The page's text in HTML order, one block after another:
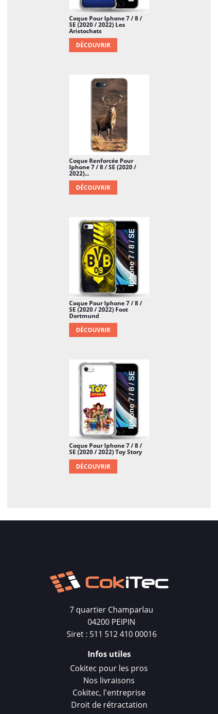
Coque Pour Iphone 7 / 8 /
SE (2020 / 2022) Les
Aristochats
DÉCOUVRIR
Coque Renforcée Pour
Iphone 7 / 8 / SE (2020 /
2022)...
DÉCOUVRIR
Coque Pour Iphone 7 / 8 /
SE (2020 / 2022) Foot
Dortmund
DÉCOUVRIR
Coque Pour Iphone 7 / 8 /
SE (2020 / 2022) Toy Story
DÉCOUVRIR
7 quartier Champarlau
04200 PEIPIN
Siret : 511 512 410 00016
Infos utiles
Cokitec pour les pros
Nos livraisons
Cokitec, l'entreprise
Droit de rétractation